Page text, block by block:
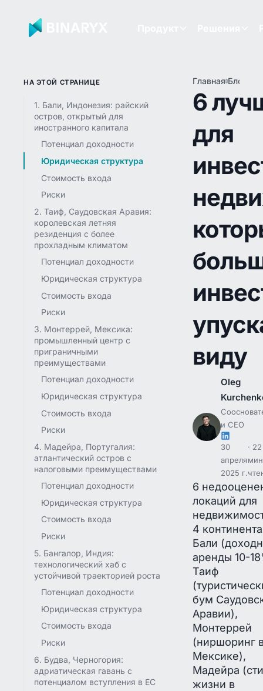
НА ЭТОЙ СТРАНИЦЕ
1. Бали, Индонезия: райский
остров, открытый для
иностранного капитала
Потенциал доходности
Юридическая структура
Стоимость входа
Риски
2. Таиф, Саудовская Аравия:
королевская летняя
резиденция с более
прохладным климатом
Потенциал доходности
Юридическая структура
Стоимость входа
Риски
3. Монтеррей, Мексика:
промышленный центр с
приграничными
преимуществами
Потенциал доходности
Юридическая структура
Стоимость входа
Риски
4. Мадейра, Португалия:
атлантический остров с
налоговыми преимуществами
Потенциал доходности
Юридическая структура
Стоимость входа
Риски
5. Бангалор, Индия:
технологический хаб с
устойчивой траекторией роста
Потенциал доходности
Юридическая структура
Стоимость входа
Риски
6. Будва, Черногория:
адриатическая гавань с
потенциалом вступления в ЕС
Главная Блог
6
для
виду
Oleg
и CEO
30
апреля
2025 г.
22
мин
6
локаций для
4
Бали
аренды 10-
Таиф
бум
Аравии),
Монтеррей
(ниршоринг
Мексике),
Мадейра
жизни в